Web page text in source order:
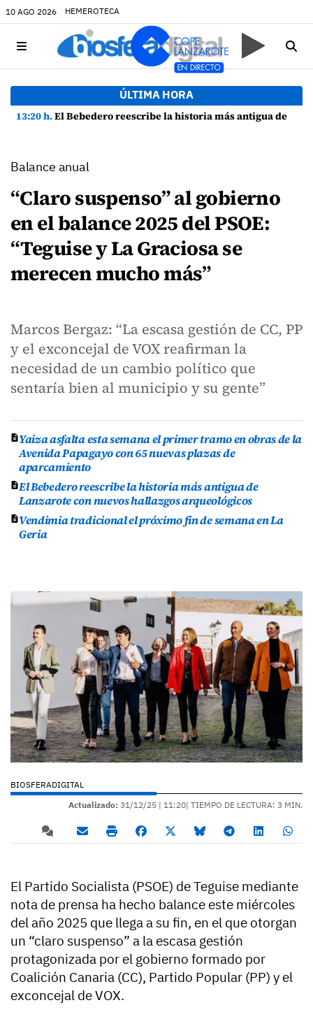
10 AGO 2026 HEMEROTECA
ÚLTIMA HORA
13:20 h.El Bebedero reescribe la historia más antigua de Lanzarote con nuevos hallazgos arqueológicos
Balance anual
“Claro suspenso” al gobierno
en el balance 2025 del PSOE:
“Teguise y La Graciosa se
merecen mucho más”
Marcos Bergaz: “La escasa gestión de CC, PP
y el exconcejal de VOX reafirman la
necesidad de un cambio político que
sentaría bien al municipio y su gente”
Yaiza asfalta esta semana el primer tramo en obras de la
Avenida Papagayo con 65 nuevas plazas de
aparcamiento
El Bebedero reescribe la historia más antigua de
Lanzarote con nuevos hallazgos arqueológicos
Vendimia tradicional el próximo fin de semana en La
Geria
BIOSFERADIGITAL
Actualizado: 31/12/25 | 11:20| TIEMPO DE LECTURA: 3 MIN.
El Partido Socialista (PSOE) de Teguise mediante
nota de prensa ha hecho balance este miércoles
del año 2025 que llega a su fin, en el que otorgan
un “claro suspenso” a la escasa gestión
protagonizada por el gobierno formado por
Coalición Canaria (CC), Partido Popular (PP) y el
exconcejal de VOX.